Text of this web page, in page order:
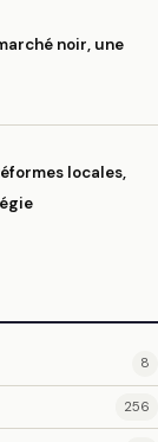
noir, une
locales,
8
256